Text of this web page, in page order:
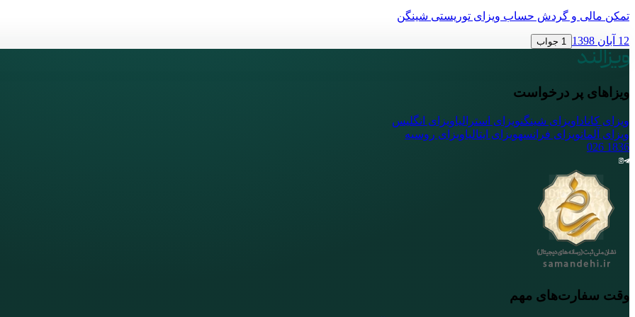
تمکن مالی و گردش حساب ویزای توریستی شینگن
12 آبان 1398 1 جواب
ویزاهای پر درخواست
ویزای کانادا ویزای شینگنویزای استرالیاویزای انگلیس
ویزای آلمانویزای فرانسهویزای ایتالیاویزای روسیه
1836
وقت سفارت‌های مهم